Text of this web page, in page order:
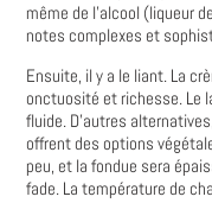
même de l'alcool (liqueur
notes complexes et
Ensuite, il y a le liant. La
onctuosité et richesse. Le
fluide. D'autres
offrent des options
peu, et la fondue sera
fade. La température de